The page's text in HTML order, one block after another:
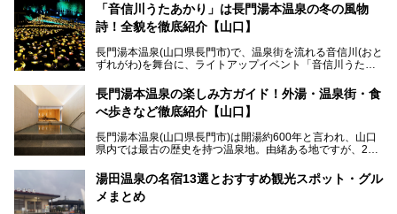
「音信川うたあかり」は長門湯本温泉の冬の風物
詩！全貌を徹底紹介【山口】
長門湯本温泉(山口県長門市)で、温泉街を流れる音信川(おと
ずれがわ)を舞台に、ライトアップイベント「音信川うたあ
～3月3日(日)。詩のナレーションや音楽に合わせた幻想的な
光の演出や、地元児童生徒が製作した作品などを設置。温泉
街を一段と輝かせてくれます。
今回は筆者自ら「音信川うたあかり2024」を体験し、その
全貌を徹底紹介。また同時期に開催されている「湯道展in長
長門湯本温泉の楽しみ方ガイド！外湯・温泉街・食
べ歩きなど徹底紹介【山口】
長門湯本温泉(山口県長門市)は開湯約600年と言われ、山口
県内では最古の歴史を持つ温泉地。由緒ある地ですが、202
生まれ変わりました。
今回は、外湯(日帰り入浴施設)である「恩湯」をはじめ、温
湯田温泉の名宿13選とおすすめ観光スポット・グル
メまとめ